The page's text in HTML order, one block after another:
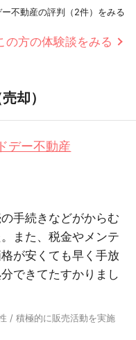
不動産の評判（2件）をみる
の方の体験談をみる
却）
デー不動産
手続きなどがからむ
また、税金やメンテ
が安くても早く手放
できてたすかりまし
/ 積極的に販売活動を実施